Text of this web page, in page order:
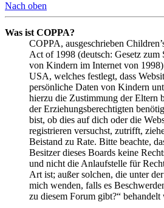
Nach oben
Was ist COPPA?
COPPA, ausgeschrieben
Act of 1998 (deutsch: Gesetz zum
von Kindern im Internet von
USA, welches festlegt, dass
persönliche Daten von Kindern
hierzu die Zustimmung der Eltern
der Erziehungsberechtigten
bist, ob dies auf dich oder die
registrieren versuchst, zutrifft,
Beistand zu Rate. Bitte beachte,
Besitzer dieses Boards keine
und nicht die Anlaufstelle für
Art ist; außer solchen, die unter
mich wenden, falls es
zu diesem Forum gibt?“ behandelt